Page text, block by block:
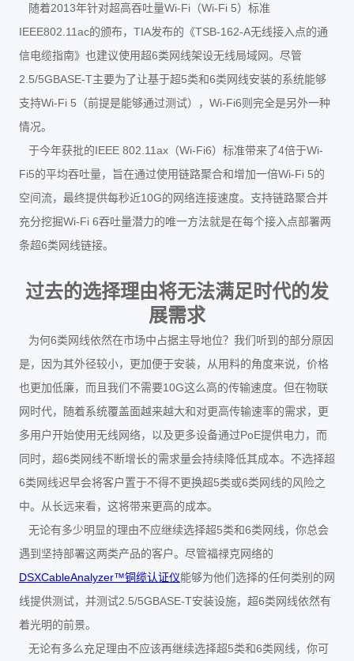
随着2013年针对超高吞吐量Wi-Fi （Wi-Fi 5）标准
IEEE802.11ac的颁布， TIA发布的《TSB-162-A无线接入点的通
信电缆指南》也建议使用超6类网线架设无线局域网。尽管
2.5/5GBASE-T主要为了让基于超5类和6类网线安装的系统能够
支持Wi-Fi 5 （前提是能够通过测试）， Wi-Fi6则完全是另外一种
情况。
于今年获批的IEEE 802.11ax （Wi-Fi6）标准带来了4倍于Wi-
Fi5的平均吞吐量，旨在通过使用链路聚合和增加一倍Wi-Fi 5的
空间流，最终提供每秒近10G的网络连接速度。支持链路聚合并
充分挖掘Wi-Fi 6吞吐量潜力的唯一方法就是在每个接入点部署两
条超6类网线链接。
过去的选择理由将无法满足时代的发
展需求
为何6类网线依然在市场中占据主导地位？我们听到的部分原因
是，因为其外径较小，更加便于安装，从用料的角度来说，价格
也更加低廉，而且我们不需要10G这么高的传输速度。但在物联
网时代，随着系统覆盖面越来越大和对更高传输速率的需求，更
多用户开始使用无线网络，以及更多设备通过PoE提供电力，而
同时，超6类网线不断增长的需求量会持续降低其成本。不选择超
6类网线迟早会将客户置于不得不更换超5类或6类网线的风险之
中。从长远来看，这将带来更高的成本。
无论有多少明显的理由不应继续选择超5类和6类网线，你总会
遇到坚持部署这两类产品的客户。尽管福禄克网络的
DSXCableAnalyzer™铜缆认证仪能够为他们选择的任何类别的网
线提供测试，并测试2.5/5GBASE-T安装设施，超6类网线依然有
着光明的前景。
无论有多么充足理由不应该再继续选择超5类和6类网线，你可